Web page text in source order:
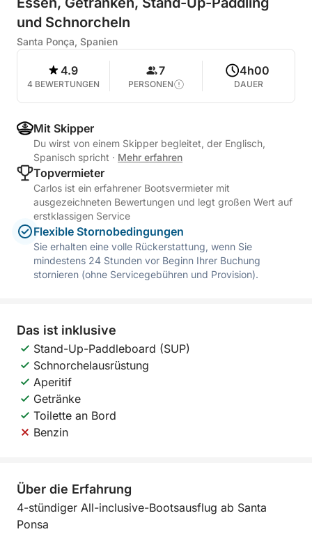
und Schnorcheln
Santa Ponça, Spanien
4.9
4 BEWERTUNGEN
7
PERSONEN
4h00
DAUER
Mit Skipper
Du wirst von einem Skipper begleitet, der Englisch,
Spanisch spricht · Mehr erfahren
Topvermieter
Carlos ist ein erfahrener Bootsvermieter mit
ausgezeichneten Bewertungen und legt großen Wert auf
erstklassigen Service
Flexible Stornobedingungen
Sie erhalten eine volle Rückerstattung, wenn Sie
mindestens 24 Stunden vor Beginn Ihrer Buchung
stornieren (ohne Servicegebühren und Provision).
Das ist inklusive
Stand-Up-Paddleboard (SUP)
Schnorchelausrüstung
Aperitif
Getränke
Toilette an Bord
Benzin
Über die Erfahrung
4-stündiger All-inclusive-Bootsausflug ab Santa
Ponsa